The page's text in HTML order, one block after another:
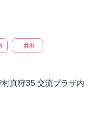
共有
真狩35 交流プラザ内